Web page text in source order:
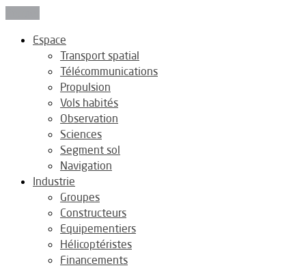
Espace
Transport spatial
Télécommunications
Propulsion
Vols habités
Observation
Sciences
Segment sol
Navigation
Industrie
Groupes
Constructeurs
Equipementiers
Hélicoptéristes
Financements